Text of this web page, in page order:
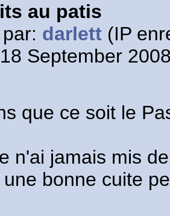
au patis
darlett (IP
September
que ce soit le
n'ai jamais mis
bonne cuite